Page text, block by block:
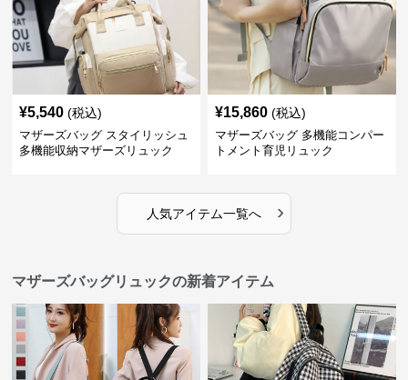
¥5,540 (税込)
マザーズバッグ スタイリッシュ
多機能収納マザーズリュック
¥15,860 (税込)
マザーズバッグ 多機能コンパー
トメント育児リュック
人気アイテム一覧へ ›
マザーズバッグリュックの新着アイテム